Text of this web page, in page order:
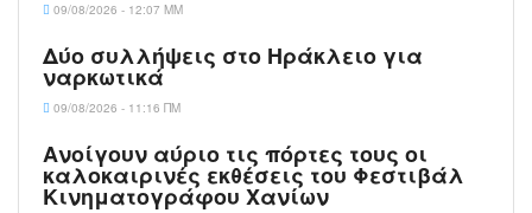
09/08/2026 - 12:07 ΜΜ
Δύο συλλήψεις στο Ηράκλειο για
ναρκωτικά
09/08/2026 - 11:16 ΠΜ
Ανοίγουν αύριο τις πόρτες τους οι
καλοκαιρινές εκθέσεις του Φεστιβάλ
Κινηματογράφου Χανίων